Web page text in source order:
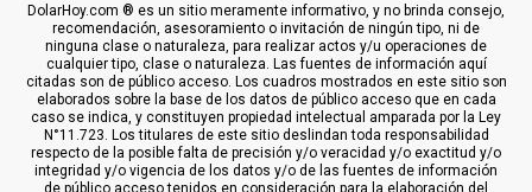
DolarHoy.com ® es un sitio meramente informativo, y no brinda consejo,
recomendación, asesoramiento o invitación de ningún tipo, ni de
ninguna clase o naturaleza, para realizar actos y/u operaciones de
cualquier tipo, clase o naturaleza. Las fuentes de información aquí
citadas son de público acceso. Los cuadros mostrados en este sitio son
elaborados sobre la base de los datos de público acceso que en cada
caso se indica, y constituyen propiedad intelectual amparada por la Ley
N°11.723. Los titulares de este sitio deslindan toda responsabilidad
respecto de la posible falta de precisión y/o veracidad y/o exactitud y/o
integridad y/o vigencia de los datos y/o de las fuentes de información
de público acceso tenidos en consideración para la elaboración del